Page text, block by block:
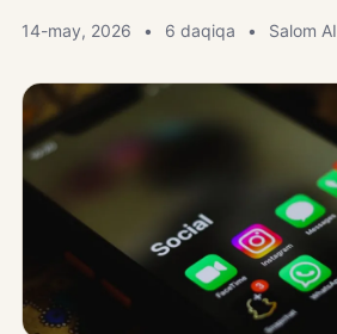
14-may, 2026 6 daqiqa Salom AI